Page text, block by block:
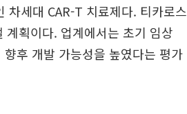
차세대 CAR-T 치료제다. 티카로스
획이다. 업계에서는 초기 임상
후 개발 가능성을 높였다는 평가